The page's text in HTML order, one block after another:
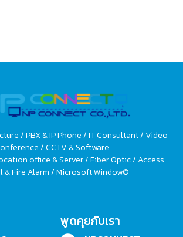
/ PBX & IP Phone / IT Consultant / Video
/ CCTV & Software
office & Server / Fiber Optic / Access
& Fire Alarm / Microsoft Window©
พูดคุยกับเรา